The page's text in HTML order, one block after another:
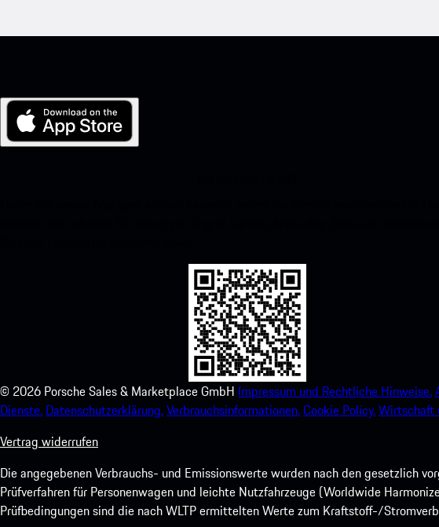
© 2026 Porsche Sales & Marketplace GmbH Impressum und Rechtliche Hinweise.
Dienste. Datenschutzerklärung.Verbrauchsinformationen.Cookie Policy.Wirtschaft
Vertrag widerrufen
Die angegebenen Verbrauchs- und Emissionswerte wurden nach den gesetzlich
Prüfverfahren für Personenwagen und leichte Nutzfahrzeuge (Worldwide
Prüfbedingungen sind die nach WLTP ermittelten Werte zum Kraftstoff-/